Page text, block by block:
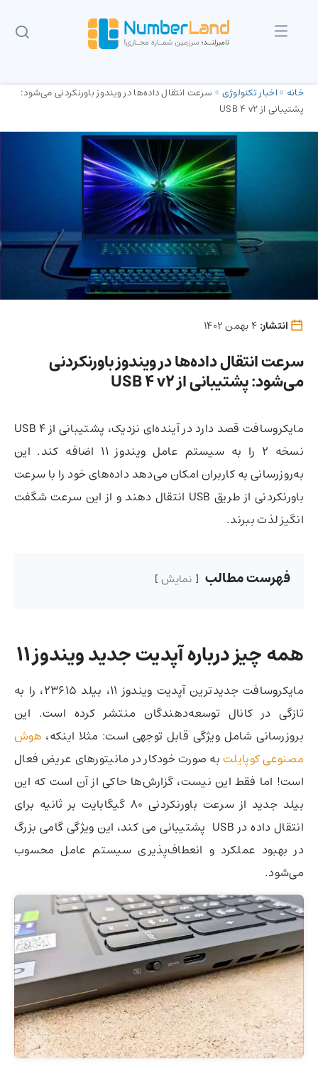
خانه »اخبار تکنولوژی » سرعت انتقال داده‌ها در ویندوز باورنکردنی می‌شود:‌
پشتیبانی از USB 4 v2
انتشار:
سرعت انتقال داده‌ها در ویندوز باورنکردنی
می‌شود:‌ پشتیبانی از USB 4 v2
مایکروسافت قصد دارد در آینده‌ای نزدیک، پشتیبانی از USB 4
نسخه 2 را به سیستم عامل ویندوز 11 اضافه کند. این
به‌روزرسانی به کاربران امکان می‌دهد داده‌های خود را با سرعت
باورنکردنی از طریق USB انتقال دهند و از این سرعت شگفت
انگیز لذت ببرند.
فهرست مطالب نمایش
همه چیز درباره آپدیت جدید ویندوز ۱۱
مایکروسافت جدیدترین آپدیت ویندوز ۱۱، بیلد ۲۳۶۱۵، را به
تازگی در کانال توسعه‌دهندگان منتشر کرده است. این
بروزرسانی شامل ویژگی قابل توجهی است: مثلا اینکه، هوش
مصنوعی کوپایلتبه صورت خودکار در مانیتورهای عریض فعال
است! اما فقط این نیست،‌ گزارش‌ها حاکی از آن است که این
بیلد جدید از سرعت باورنکردنی ۸۰ گیگابایت بر ثانیه برای
انتقال داده در USB پشتیبانی می کند،‌ این ویژگی گامی بزرگ
در بهبود عملکرد و انعطاف‌پذیری سیستم عامل محسوب
می‌شود.